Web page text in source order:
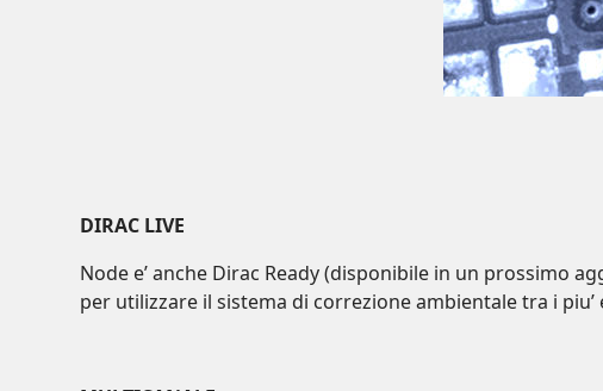
DIRAC LIVE
Node e’ anche Dirac Ready (disponibile in un prossimo
per utilizzare il sistema di correzione ambientale tra i